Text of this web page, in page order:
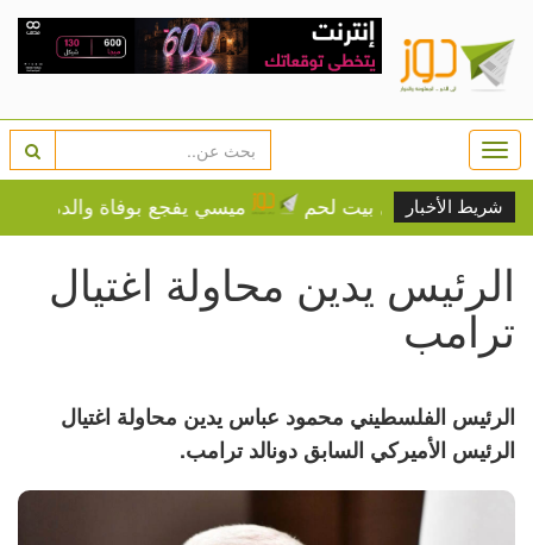
شريط الأخبار
مجلس بلدي بيت لحم ميسي يفجع بوفاة والده خورخي عن 68
الرئيس يدين محاولة اغتيال
ترامب
الرئيس الفلسطيني محمود عباس يدين محاولة اغتيال
الرئيس الأميركي السابق دونالد ترامب.